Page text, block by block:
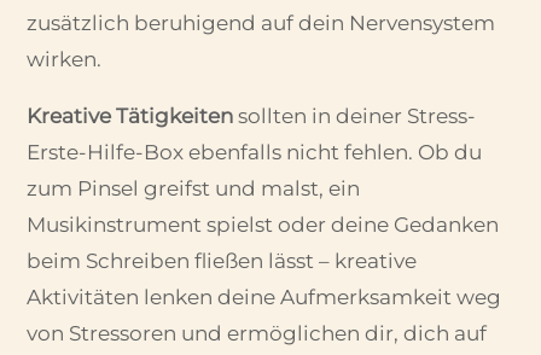
zusätzlich beruhigend auf dein Nervensystem
wirken.
Kreative Tätigkeiten sollten in deiner Stress-
Erste-Hilfe-Box ebenfalls nicht fehlen. Ob du
zum Pinsel greifst und malst, ein
Musikinstrument spielst oder deine Gedanken
beim Schreiben fließen lässt – kreative
Aktivitäten lenken deine Aufmerksamkeit weg
von Stressoren und ermöglichen dir, dich auf